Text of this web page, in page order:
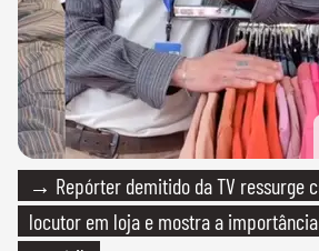
→ Repórter demitido da TV ressurge
locutor em loja e mostra a importância